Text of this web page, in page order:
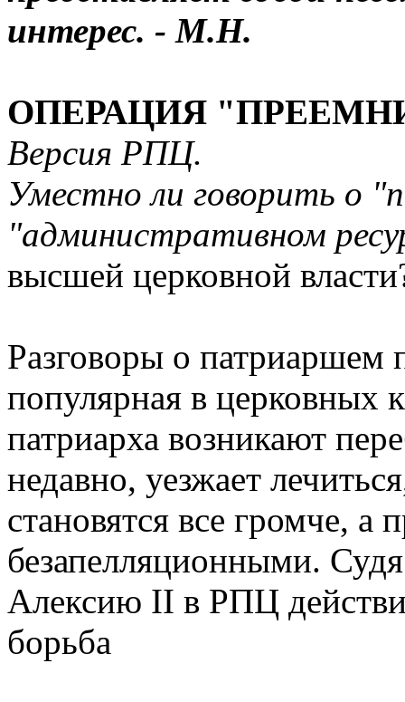
интерес. - М.Н.
ОПЕРАЦИЯ
Версия РПЦ.
Уместно ли говорить о
"административном
высшей церковной
Разговоры о
популярная в церковных
патриарха возникают
недавно, уезжает
становятся все громче, а
безапелляционными.
Алексию II в РПЦ
борьба